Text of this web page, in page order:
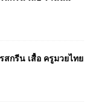
สกรีน เสื้อ ครูมวยไทย